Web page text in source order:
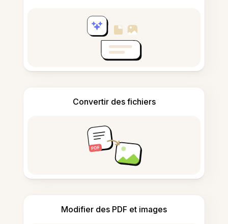
Convertir des fichiers
Modifier des PDF et images